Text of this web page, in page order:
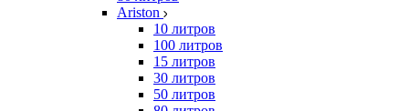
Ariston
10 литров
100 литров
15 литров
30 литров
50 литров